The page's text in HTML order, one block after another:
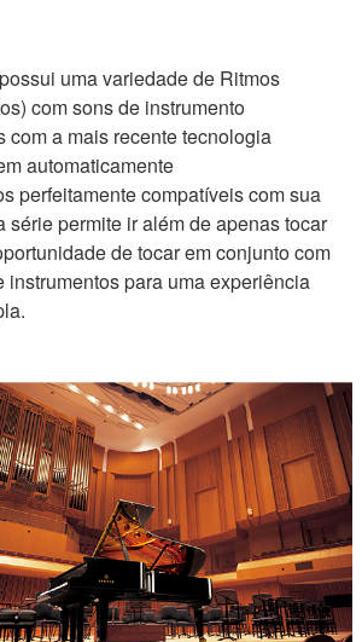
uma variedade de Ritmos
com sons de instrumento
com a mais recente tecnologia
automaticamente
perfeitamente compatíveis com sua
série permite ir além de apenas tocar
de tocar em conjunto com
instrumentos para uma experiência